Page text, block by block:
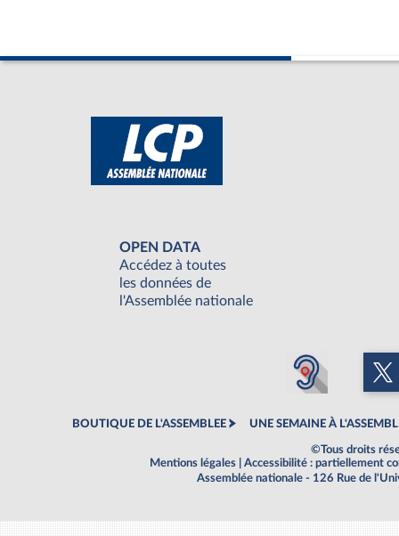
OPEN DATA
Accédez à toutes
les données de
l'Assemblée nationale
BOUTIQUE DE L'ASSEMBLEE UNE SEMAINE À
©Tous droits
Mentions légales
Accessibilité : partiellement
Assemblée nationale - 126 Rue de